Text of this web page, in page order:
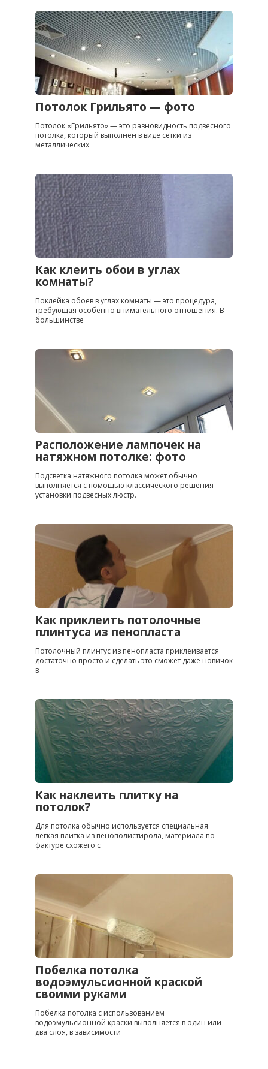
Потолок Грильято — фото
Потолок «Грильято» — это разновидность подвесного
потолка, который выполнен в виде сетки из
металлических
Как клеить обои в углах
комнаты?
Поклейка обоев в углах комнаты — это процедура,
требующая особенно внимательного отношения. В
большинстве
Расположение лампочек на
натяжном потолке: фото
Подсветка натяжного потолка может обычно
выполняется с помощью классического решения —
установки подвесных люстр.
Как приклеить потолочные
плинтуса из пенопласта
Потолочный плинтус из пенопласта приклеивается
достаточно просто и сделать это сможет даже новичок
в
Как наклеить плитку на
потолок?
Для потолка обычно используется специальная
лёгкая плитка из пенополистирола, материала по
фактуре схожего с
Побелка потолка
водоэмульсионной краской
своими руками
Побелка потолка с использованием
водоэмульсионной краски выполняется в один или
два слоя, в зависимости